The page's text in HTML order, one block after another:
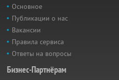
Основное
Публикации о нас
Вакансии
Правила сервиса
Ответы на вопросы
Бизнес-Партнёрам